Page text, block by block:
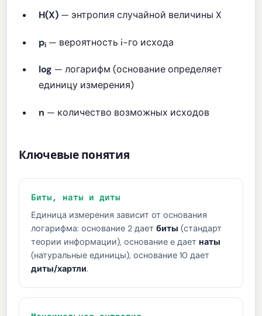
H(X) — энтропия случайной величины X
pi — вероятность i-го исхода
log — логарифм (основание определяет
единицу измерения)
n — количество возможных исходов
Ключевые понятия
Биты, наты и диты
Единица измерения зависит от основания
логарифма: основание 2 даетбиты (стандарт
теории информации), основание e даетнаты
(натуральные единицы), основание 10 дает
диты/хартли.